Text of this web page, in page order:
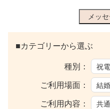
メッ
■カテゴリーから選ぶ
種別：
ご利用場面：
ご利用内容：